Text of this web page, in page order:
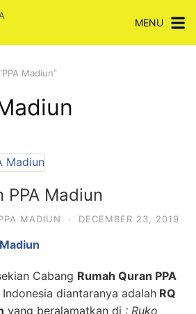
MENU
Madiun”
PPA Madiun
MADIUN · DECEMBER 23, 2019
Cabang Rumah Quran PPA
diantaranya adalah RQ
yang beralamatkan di : Ruko